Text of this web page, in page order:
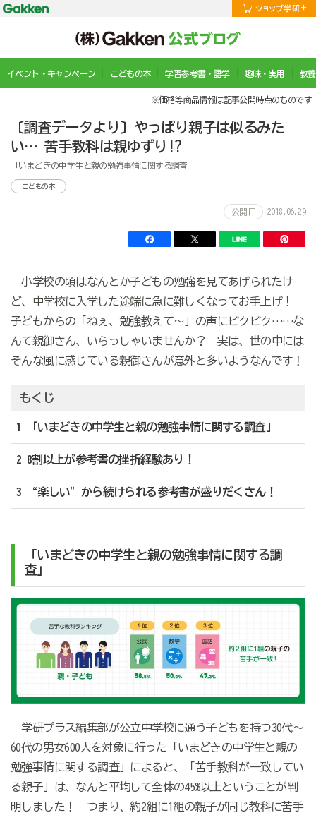
イベント・キャンペーン こどもの本 学習参考書・語学 趣味・実用 教
※価格等商品情報は記事公開時点のものです
〔調査データより〕やっぱり親子は似るみた
い… 苦手教科は親ゆずり!?
「いまどきの中学生と親の勉強事情に関する調査」
こどもの本
公開日 2018.06.29
小学校の頃はなんとか子どもの勉強を見てあげられたけ
ど、中学校に入学した途端に急に難しくなってお手上げ！
子どもからの「ねぇ、勉強教えて～」の声にビクビク……な
んて親御さん、いらっしゃいませんか？ 実は、世の中には
そんな風に感じている親御さんが意外と多いようなんです！
もくじ
1 「いまどきの中学生と親の勉強事情に関する調査」
2 8割以上が参考書の挫折経験あり！
3 “楽しい”から続けられる参考書が盛りだくさん！
「いまどきの中学生と親の勉強事情に関する調
査」
学研プラス編集部が公立中学校に通う子どもを持つ30代～
60代の男女600人を対象に行った「いまどきの中学生と親の
勉強事情に関する調査」によると、「苦手教科が一致してい
る親子」は、なんと平均して全体の45%以上ということが判
明しました！ つまり、約2組に1組の親子が同じ教科に苦手